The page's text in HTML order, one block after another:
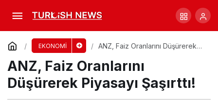
EKONOMİ
ANZ, Faiz Oranlarını Düşürerek
ANZ, Faiz Oranlarını
Düşürerek Piyasayı Şaşırttı!
Wall Street’de Hisse Senetleri Yükselişte!
Comment Share